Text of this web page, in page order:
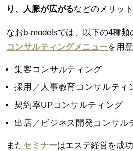
り、人脈が広がるなどのメリッ
なおb-modelsでは、以下の4種類
コンサルティングメニューを用
集客コンサルティング
採用／人事教育コンサルティ
契約率UPコンサルティング
出店／ビジネス開発コンサル
またセミナーはエステ経営を成